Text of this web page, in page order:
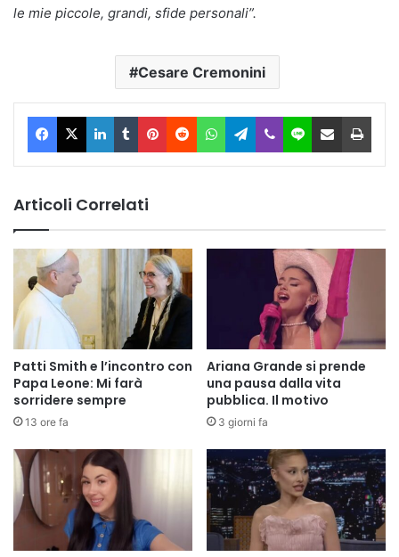
le mie piccole, grandi, sfide personali”.
Cesare Cremonini
Facebook
X LinkedIn
TumblrPinterest
RedditWhatsAppTelegram
ViberLine Condividi via Email
Articoli Correlati
Patti Smith e l’incontro con
Papa Leone: Mi farà
sorridere sempre
13 ore fa
Ariana Grande si prende
una pausa dalla vita
pubblica. Il motivo
3 giorni fa